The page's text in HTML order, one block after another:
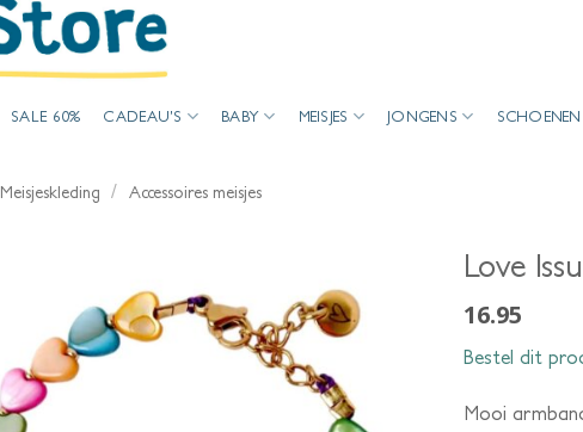
SALE 60% CADEAU’S BABY MEISJES JONGENS SCHOENEN
Meisjeskleding / Accessoires meisjes
Love
16.95
Bestel dit
Mooi